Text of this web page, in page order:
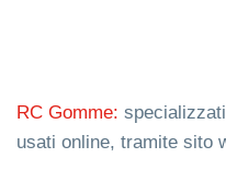
RC Gomme:
usati online, tramite sito